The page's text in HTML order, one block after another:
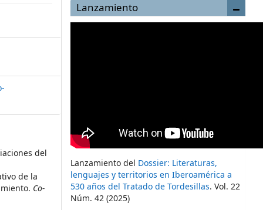
del
de la
Co-
Lanzamiento
Lanzamiento del Dossier: Literaturas,
lenguajes y territorios en Iberoamérica a
530 años del Tratado de Tordesillas. Vol. 22
Núm. 42 (2025)